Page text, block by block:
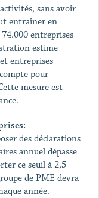
sans avoir
entraîner en
entreprises
estime
entreprises
pour
mesure est
des déclarations
annuel dépasse
ce seuil à 2,5
de PME devra
année.